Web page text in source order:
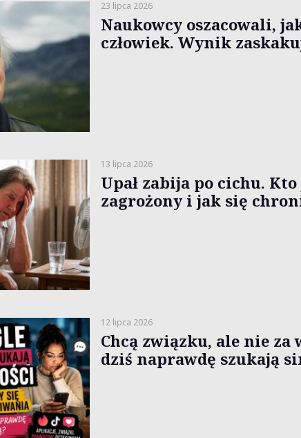
23 lipca 2026
Naukowcy oszacowali,
człowiek. Wynik
13 lipca 2026
Upał zabija po cichu.
zagrożony i jak się
12 lipca 2026
Chcą związku, ale nie za
dziś naprawdę szukają